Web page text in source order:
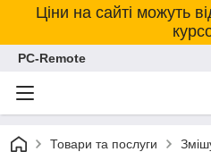
Ціни на сайті можуть
PC-Remote
Товари та послуги